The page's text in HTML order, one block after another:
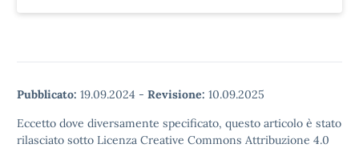
Pubblicato: 19.09.2024 - Revisione: 10.09.2025
Eccetto dove diversamente specificato, questo articolo è stato
rilasciato sotto Licenza Creative Commons Attribuzione 4.0